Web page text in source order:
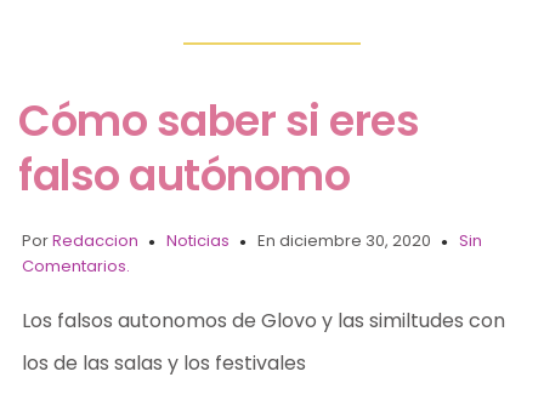
Cómo saber si eres
falso autónomo
PorRedaccion Noticias En diciembre 30, 2020
Sin
Comentarios.
Los falsos autonomos de Glovo y las similtudes con
los de las salas y los festivales